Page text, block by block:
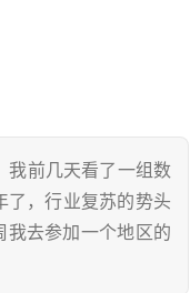
我前几天看了一组数
，行业复苏的势头
去参加一个地区的